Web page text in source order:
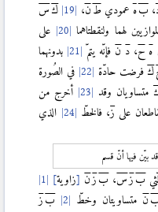
، ب ه عموديط ن، ك س
لهما ولنقطتاهما
على
ه ح، د ن فإنّه يتمّ
بدونهما
ك فرضت حادّة
في الصُورة
متساويان وقد
أخرج من
على ز، فالخطّ
الذي
بيّن فيها أنّ قسم
ب ز س، ب زن [زاوية]
ن متساويتان وخطّ ب ز